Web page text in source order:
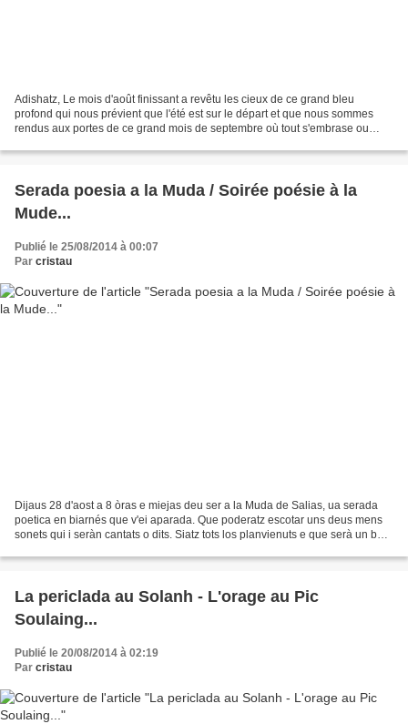
Adishatz, Le mois d'août finissant a revêtu les cieux de ce grand bleu
profond qui nous prévient que l'été est sur le départ et que nous sommes
rendus aux portes de ce grand mois de septembre où tout s'embrase ou
Serada poesia a la Muda / Soirée poésie à la
Mude...
Publié le 25/08/2014 à 00:07
Par cristau
Dijaus 28 d'aost a 8 òras e miejas deu ser a la Muda de Salias, ua serada
poetica en biarnés que v'ei aparada. Que poderatz escotar uns deus mens
sonets qui i seràn cantats o dits. Siatz tots los planvienuts e que serà un bèth
La periclada au Solanh - L'orage au Pic
Soulaing...
Publié le 20/08/2014 à 02:19
Par cristau